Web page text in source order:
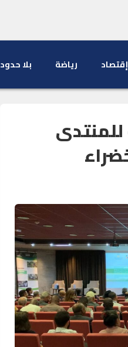
إقتصاد رياضة بلا حدود
للمنتدى